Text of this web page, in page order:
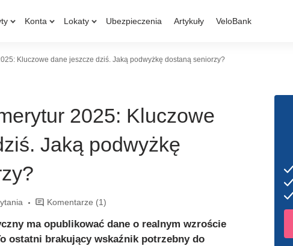
Konta Lokaty Ubezpieczenia Artykuły VeloBank
Kluczowe dane jeszcze dziś. Jaką podwyżkę dostaną seniorzy?
2025: Kluczowe
Jaką podwyżkę
Komentarze (1)
ma opublikować dane o realnym wzroście
ostatni brakujący wskaźnik potrzebny do